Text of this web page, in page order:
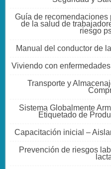
Guía de
de la salud de
riesgo
Manual del conductor de
Viviendo con
Transporte y
Sistema Globalmente
Etiquetado de
Capacitación inicial –
Prevención de riesgos